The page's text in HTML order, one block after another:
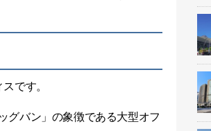
です。
グバン」の象徴である大型オフ